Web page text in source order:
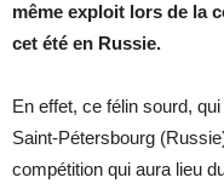
même exploit lors de la
cet été en Russie.
En effet, ce félin sourd,
Saint-Pétersbourg
compétition qui aura lieu